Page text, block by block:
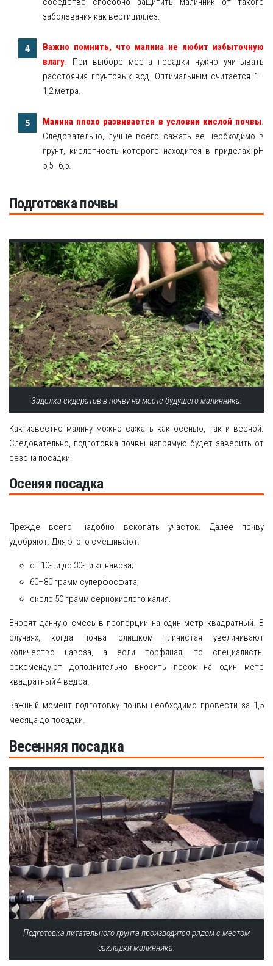
заболевания как вертициллёз.
Важно помнить, что малина не любит избыточную
влагу. При выборе места посадки нужно учитывать
расстояния грунтовых вод. Оптимальным считается 1–
1,2 метра.
Малина плохо развивается в условии кислой почвы.
Следовательно, лучше всего сажать её необходимо в
грунт, кислотность которого находится в приделах рН
5,5–6,5.
Подготовка почвы
Заделка сидератов в почву на месте будущего малинника.
Как известно малину можно сажать как осенью, так и весной.
Следовательно, подготовка почвы напрямую будет завесить от
сезона посадки.
Осеняя посадка
Прежде всего, надобно вскопать участок. Далее почву
удобряют. Для этого смешивают:
от 10-ти до 30-ти кг навоза;
60–80 грамм суперфосфата;
около 50 грамм сернокислого калия.
Вносят данную смесь в пропорции на один метр квадратный. В
случаях, когда почва слишком глинистая увеличивают
количество навоза, а если торфяная, то специалисты
рекомендуют дополнительно вносить песок на один метр
квадратный 4 ведра.
Важный момент подготовку почвы необходимо провести за 1,5
месяца до посадки.
Весенняя посадка
Подготовка питательного грунта производится рядом с местом
закладки малинника.